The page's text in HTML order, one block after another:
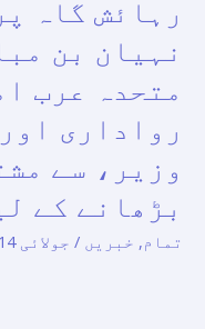
رہائش گاہ
نہیان بن
متحدہ عرب
رواداری
وزیر، سے
بڑھانے کے
تمام, خبریں / جولائی 14, 2024
الازہر،
چیئرمین
آف
ایلڈرز
اماراتی